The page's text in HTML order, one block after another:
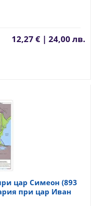
12,27 € | 24,00 лв.
цар Симеон (893
при цар Иван